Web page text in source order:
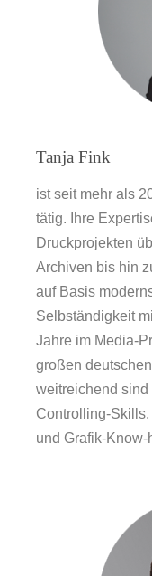
Tanja Fink
ist seit mehr als
tätig. Ihre
Druckprojekten
Archiven bis hin
auf Basis
Selbständigkeit
Jahre im Media-
großen
weitreichend sind
Controlling-
und Grafik-